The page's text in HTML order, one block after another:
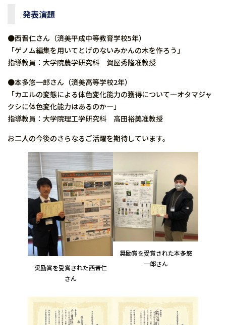
発表演題
●西晋仁さん（済美平成中等教育学校5年）
「ゲノム編集を用いてとげのないみかんの木を作ろう」
指導教員：大学院農学研究科 賀屋秀隆准教授
●本多悠一郎さん（済美高等学校2年）
「カエルの変態による体色変化能力の獲得について―オタマジャ
クシに体色変化能力はあるのか―」
指導教員：大学院理工学研究科 高田裕美准教授
お二人の今後のさらなるご活躍を期待しています。
奨励賞を受賞された西晋仁
さん
奨励賞を受賞された本多悠
一郎さん